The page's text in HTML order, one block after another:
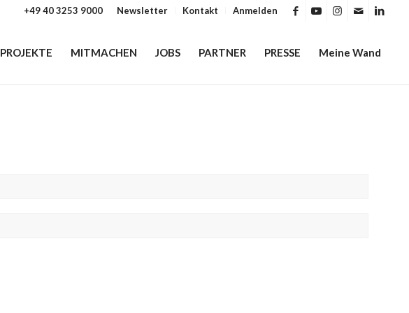
Newsletter Kontakt Anmelden
+49 40 3253 9000
PROJEKTE MITMACHEN JOBS PARTNER PRESSE Meine Wand